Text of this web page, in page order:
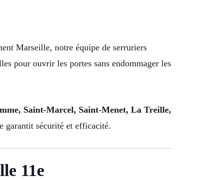
Marseille, notre équipe de serruriers
pour ouvrir les portes sans endommager les
Saint-Marcel, Saint-Menet, La Treille,
garantit sécurité et efficacité.
11e